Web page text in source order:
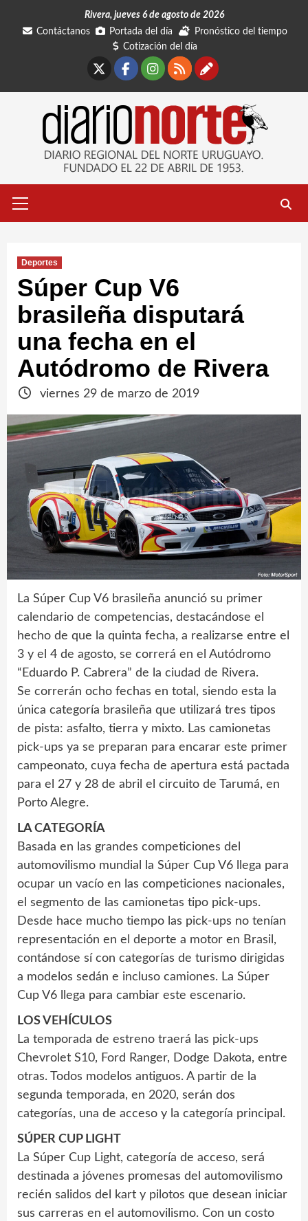
Rivera, jueves 6 de agosto de 2026
Contáctanos
Portada del día
Pronóstico del tiempo
Cotización del día
Facebook
Instagram
RSSContáctanos
primario
Deportes
Súper Cup V6
brasileña disputará
una fecha en el
Autódromo de Rivera
viernes 29 de marzo de 2019
La Súper Cup V6 brasileña anunció su primer
calendario de competencias, destacándose el
hecho de que la quinta fecha, a realizarse entre el
3 y el 4 de agosto, se correrá en el Autódromo
“Eduardo P. Cabrera” de la ciudad de Rivera.
Se correrán ocho fechas en total, siendo esta la
única categoría brasileña que utilizará tres tipos
de pista: asfalto, tierra y mixto. Las camionetas
pick-ups ya se preparan para encarar este primer
campeonato, cuya fecha de apertura está pactada
para el 27 y 28 de abril el circuito de Tarumá, en
Porto Alegre.
LA CATEGORÍA
Basada en las grandes competiciones del
automovilismo mundial la Súper Cup V6 llega para
ocupar un vacío en las competiciones nacionales,
el segmento de las camionetas tipo pick-ups.
Desde hace mucho tiempo las pick-ups no tenían
representación en el deporte a motor en Brasil,
contándose sí con categorías de turismo dirigidas
a modelos sedán e incluso camiones. La Súper
Cup V6 llega para cambiar este escenario.
LOS VEHÍCULOS
La temporada de estreno traerá las pick-ups
Chevrolet S10, Ford Ranger, Dodge Dakota, entre
otras. Todos modelos antiguos. A partir de la
segunda temporada, en 2020, serán dos
categorías, una de acceso y la categoría principal.
SÚPER CUP LIGHT
La Súper Cup Light, categoría de acceso, será
destinada a jóvenes promesas del automovilismo
recién salidos del kart y pilotos que desean iniciar
sus carreras en el automovilismo. Con un costo